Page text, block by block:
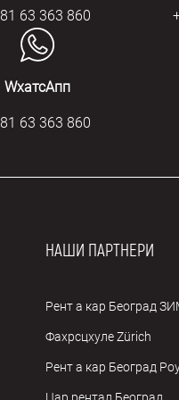
63 363 860
WхатсАпп
63 363 860
НАШИ ПАРТНЕРИ
Рент а кар Београд
Фахрсцхуле Zürich
Рент а кар Београд